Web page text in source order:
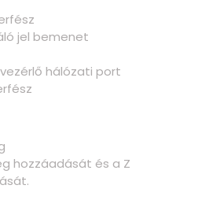
jel bemenet
hálózati port
hozzáadását és a Z